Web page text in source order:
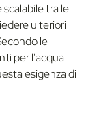
tra le
ulteriori
le
per l'acqua
esigenza di